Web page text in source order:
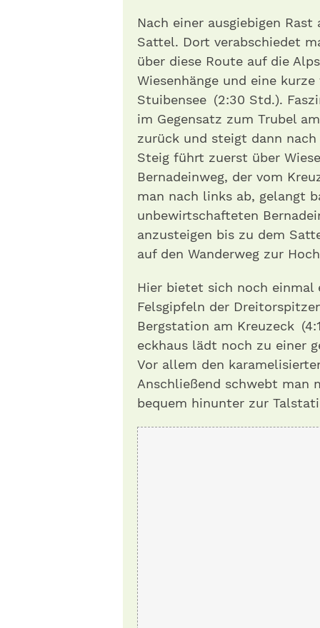
Nach einer ausgiebigen
Sattel. Dort verabschiedet
über diese Route auf die
Wiesenhänge und eine
Stuibensee (2:30 Std.).
im Gegensatz zum Trubel
zurück und steigt dann
Steig führt zuerst über
Bernadeinweg, der vom
man nach links ab, gelangt
unbewirtschafteten
anzusteigen bis zu dem
auf den Wanderweg zur
Hier bietet sich noch
Felsgipfeln der
Bergstation am Kreuzeck
eckhaus lädt noch zu einer
Vor allem den
Anschließend schwebt man
bequem hinunter zur